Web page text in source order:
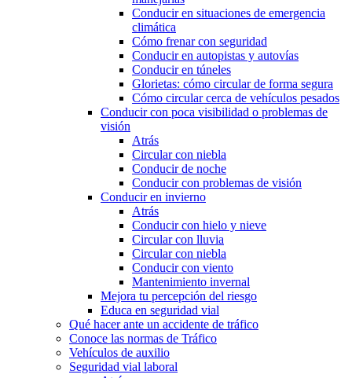
Conducir en situaciones de emergencia
climática
Cómo frenar con seguridad
Conducir en autopistas y autovías
Conducir en túneles
Glorietas: cómo circular de forma segura
Cómo circular cerca de vehículos pesados
Conducir con poca visibilidad o problemas de
visión
Atrás
Circular con niebla
Conducir de noche
Conducir con problemas de visión
Conducir en invierno
Atrás
Conducir con hielo y nieve
Circular con lluvia
Circular con niebla
Conducir con viento
Mantenimiento invernal
Mejora tu percepción del riesgo
Educa en seguridad vial
Qué hacer ante un accidente de tráfico
Conoce las normas de Tráfico
Vehículos de auxilio
Seguridad vial laboral